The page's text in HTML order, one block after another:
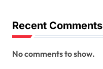
Recent Comments
No comments to show.